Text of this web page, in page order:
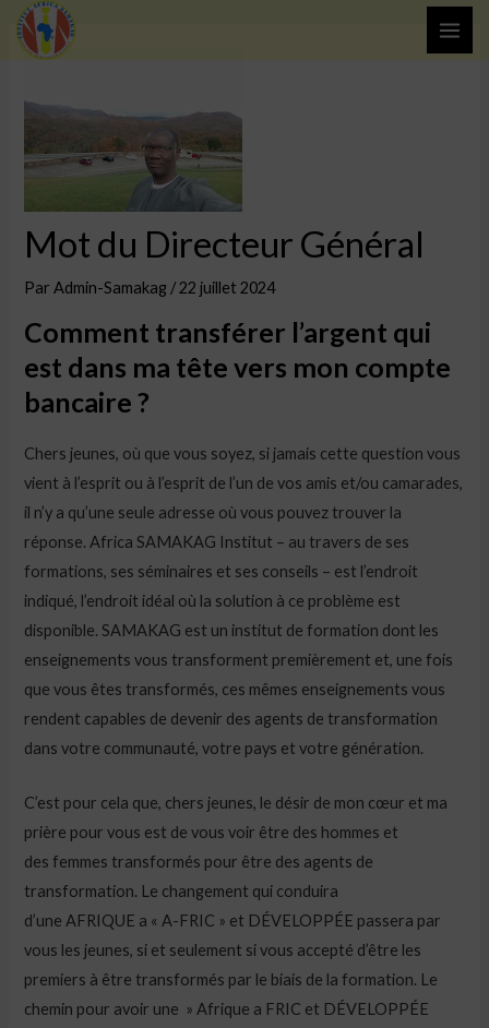
Aller
Mot du Directeur Général
ParAdmin-Samakag /22 juillet 2024
Comment transférer l’argent qui
est dans ma tête vers mon compte
bancaire ?
Chers jeunes, où que vous soyez, si jamais cette question vous
vient à l’esprit ou à l’esprit de l’un de vos amis et/ou camarades,
il n’y a qu’une seule adresse où vous pouvez trouver la
réponse. Africa SAMAKAG Institut – au travers de ses
formations, ses séminaires et ses conseils – est l’endroit
indiqué, l’endroit idéal où la solution à ce problème est
disponible. SAMAKAG est un institut de formation dont les
enseignements vous transforment premièrement et, une fois
que vous êtes transformés, ces mêmes enseignements vous
rendent capables de devenir des agents de transformation
dans votre communauté, votre pays et votre génération.
C’est pour cela que, chers jeunes, le désir de mon cœur et ma
prière pour vous est de vous voir être des hommes et
des femmes transformés pour être des agents de
transformation. Le changement qui conduira
d’une AFRIQUE a « A-FRIC » et DÉVELOPPÉE passera par
vous les jeunes, si et seulement si vous accepté d’être les
premiers à être transformés par le biais de la formation. Le
chemin pour avoir une » Afrique a FRIC et DÉVELOPPÉE